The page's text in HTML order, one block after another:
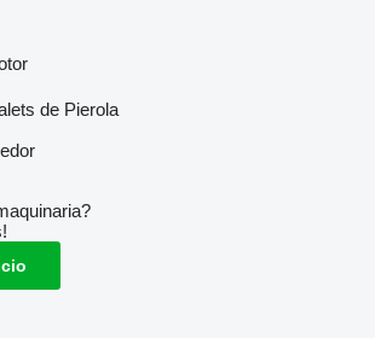
de Pierola